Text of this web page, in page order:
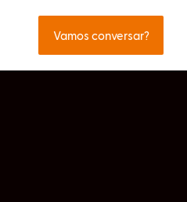
Vamos conversar?